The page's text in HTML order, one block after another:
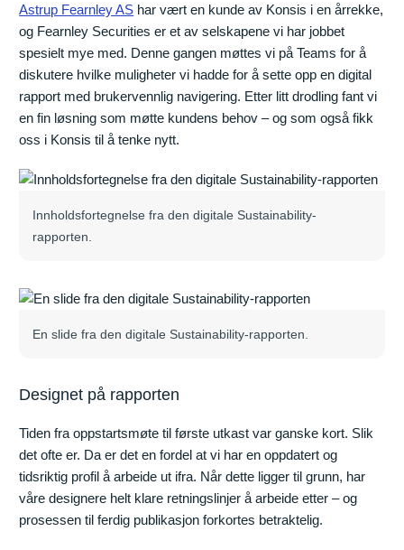
Astrup Fearnley AS har vært en kunde av Konsis i en årrekke,
og Fearnley Securities er et av selskapene vi har jobbet
spesielt mye med. Denne gangen møttes vi på Teams for å
diskutere hvilke muligheter vi hadde for å sette opp en digital
rapport med brukervennlig navigering. Etter litt drodling fant vi
en fin løsning som møtte kundens behov – og som også fikk
oss i Konsis til å tenke nytt.
Innholdsfortegnelse fra den digitale Sustainability-
rapporten.
En slide fra den digitale Sustainability-rapporten.
Designet på rapporten
Tiden fra oppstartsmøte til første utkast var ganske kort. Slik
det ofte er. Da er det en fordel at vi har en oppdatert og
tidsriktig profil å arbeide ut ifra. Når dette ligger til grunn, har
våre designere helt klare retningslinjer å arbeide etter – og
prosessen til ferdig publikasjon forkortes betraktelig.